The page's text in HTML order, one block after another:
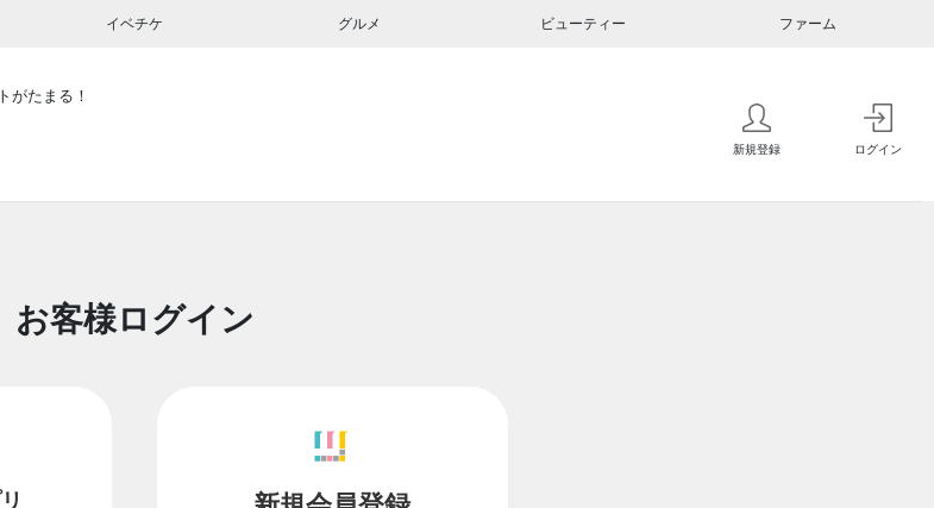
イベチケ グルメ ビューティー ファーム
がたまる！
新規登録 ログイン
お客様ログイン